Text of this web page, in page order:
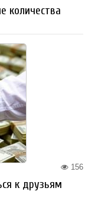
количества
156
к друзьям